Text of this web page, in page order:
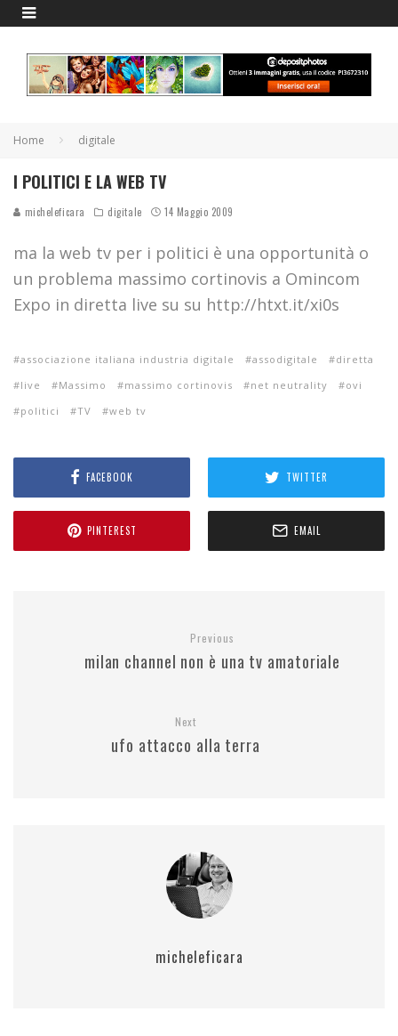
Home digitale
I POLITICI E LA WEB TV
micheleficara digitale 14 Maggio 2009
ma la web tv per i politici è una opportunità o
un problema massimo cortinovis a Omincom
Expo in diretta live su su http://htxt.it/xi0s
associazione italiana industria digitale assodigitale
diretta
live
Massimo massimo cortinovis net neutrality
ovi
politici
TV web tv
FACEBOOK TWITTER
PINTEREST EMAIL
Previous
milan channel non è una tv amatoriale
Next
ufo attacco alla terra
micheleficara